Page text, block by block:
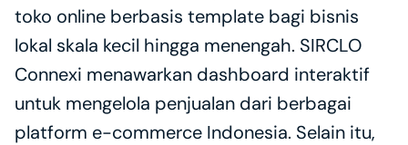
toko online berbasis template bagi bisnis
lokal skala kecil hingga menengah. SIRCLO
Connexi menawarkan dashboard interaktif
untuk mengelola penjualan dari berbagai
platform e-commerce Indonesia. Selain itu,